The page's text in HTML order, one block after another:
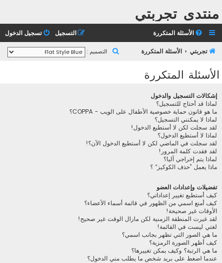
منتدى تجربتي
الأسئلة المتكررة تسجيل الدخول التسجيل
تجربتي الأسئلة المتكررة التصميم :
الأسئلة المتكررة
إشكالات التسجيل والدخول
لماذا قد أحتاج للتسجيل؟
ما هو قانون حماية خصوصية الأطفال على الويب - COPPA؟
لماذا لا يمكنني التسجيل؟
لقد سجلت لكن لا أستطيع الدخول!
لماذا لا أستطيع الدخول؟
لقد سجلت في الماضي لكن لا أستطيع الدخول الآن؟!
لقد فقدت كلمة المرور!
لماذا يتم إخراجي آليا؟
ماذا يعمل ”حذف الكوكيز“ ؟
تفضيلات وإعدادات العضو
كيف أستطيع تغيير إعداداتي؟
كيف أمنع اسمي من الظهور في قائمة أسماء الأعضاء؟
الأوقات غير صحيحة!
لقد غيرت المنطقة الزمنية لكن مازال الوقت غير صحيح!
لغتي ليست في القائمة!
ما هي الصور التي تظهر بجانب اسمي؟
كيف أظهر الصورة الرمزية؟
ما هي الرتبة؟ وكيف يمكن تغييرها؟
عندما اضغط على بريد شخص ما يطلب مني الدخول؟